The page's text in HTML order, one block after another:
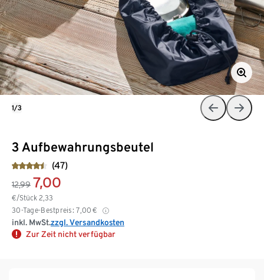
3 Aufbewahrungsbeutel
(47)
12,99 7,00
€/Stück 2,33
30-Tage-Bestpreis: 7,00 €
inkl. MwSt.zzgl. Versandkosten
Zur Zeit nicht verfügbar
1/3